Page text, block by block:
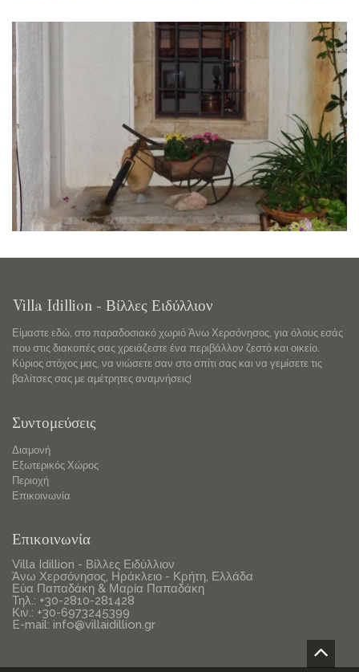
Villa Idillion - Βίλλες Ειδύλλιον
Είμαστε εδώ, στο παραδοσιακό χωριό Άνω Χερσόνησος, για όλους εσάς
που στις διακοπές σας χρειάζεστε ένα περιβάλλον ζεστό και οικείο.
Κύριος στόχος μας, να νιώσετε σαν στο σπίτι σας και να γεμίσετε τις
βαλίτσες σας με αμέτρητες αναμνήσεις!
Συντομεύσεις
Διαμονή
Εξωτερικός Χώρος
Περιοχή
Επικοινωνία
Επικοινωνία
Villa Idillion - Βίλλες Ειδύλλιον
Άνω Χερσόνησος, Ηράκλειο - Κρήτη, Ελλάδα
Εύα Παπαδάκη & Μαρία Παπαδάκη
Τηλ.: +30-2810-281428
Κιν.: +30-6973245399
E-mail: info@villaidillion.gr